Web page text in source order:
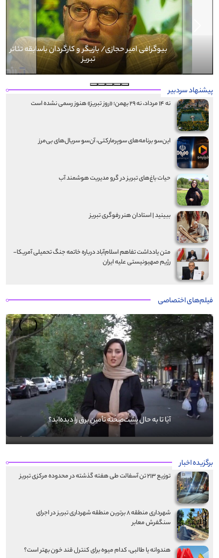
بیوگرافی کرار نماری
Previous
Next
پیشنهاد سردبیر
نه ۱۴ مرداد، نه ۲۹ بهمن؛ «روز تبریز» هنوز رسمی نشده است
این‌سو برنامه‌های سوپرمارکتی، آن‌سو سریال‌های بی‌مرز
حیات باغ‌های تبریز در گرو مدیریت هوشمند آب
ببینید | استادان هنر رفوگری تبریز
متن یادداشت تفاهم اسلام‌آباد درباره خاتمه جنگ تحمیلی آمریکا-
رژیم صهیونیستی علیه ایران
فیلم‌های اختصاصی
آیا تا به حال پشت‌صحنه تأمین برق را دیده‌اید؟
‹
›
برگزیده اخبار
توزیع ۲۱۳ تن آسفالت طی هفته گذشته در محدوده مرکزی تبریز
شهرداری منطقه ۸ برترین منطقه شهرداری تبریز در اجرای
سنگفرش معابر
هندوانه یا طالبی، کدام‌ میوه برای کنترل قند خون بهتر است؟